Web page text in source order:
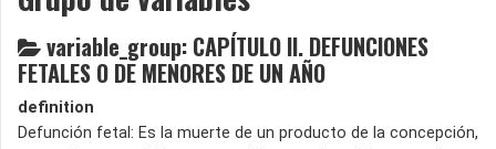
variable_group: CAPÍTULO II. DEFUNCIONES
FETALES O DE MENORES DE UN AÑO
definition
Defunción fetal: Es la muerte de un producto de la concepción,